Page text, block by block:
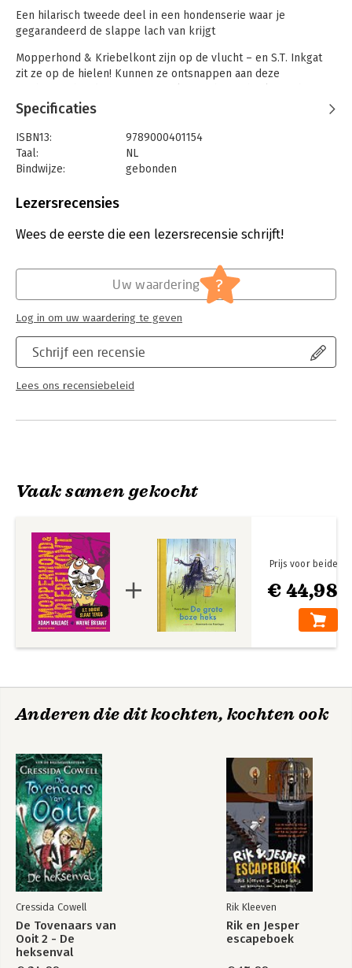
Een hilarisch tweede deel in een hondenserie waar je
gegarandeerd de slappe lach van krijgt
Mopperhond & Kriebelkont zijn op de vlucht – en S.T. Inkgat
zit ze op de hielen! Kunnen ze ontsnappen aan deze
onder de poten?
Voor beginnende lezers vanaf 6 jaar, hondenliefhebbers en
fans van Daaf Duif, Stinkstoute panda, en andere makkelijk
leesbare boekenseries.
Specificaties
ISBN13:
9789000401154
Taal:
NL
Bindwijze:
gebonden
Uitgever:
Verschijningsdatum:
29-10-2025
Mopperhond & Kriebelkont
Lezersrecensies
Wees de eerste die een lezersrecensie schrijft!
Schrijf een recensie
Lees ons recensiebeleid
Uw waardering ?
Log in om uw waardering te geven
Vaak samen gekocht
€ 44,98
Prijs voor beide
Anderen die dit kochten, kochten ook
Cressida Cowell
De Tovenaars van
Ooit 2 - De
heksenval
Rik Kleeven
Rik en Jesper
escapeboek